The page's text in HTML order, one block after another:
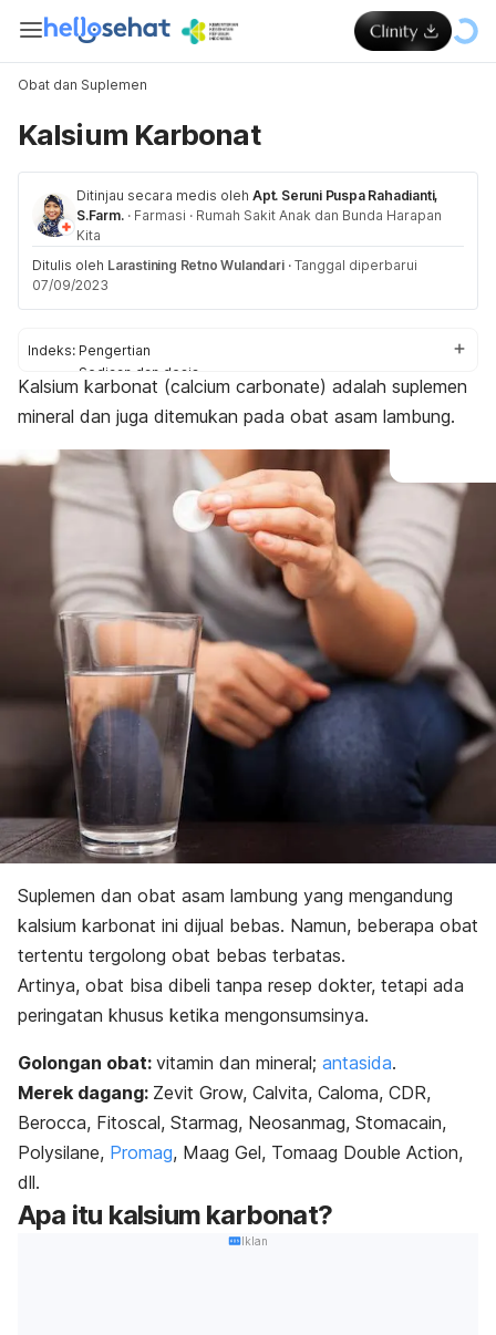
Obat dan Suplemen
Kalsium Karbonat
Ditinjau secara medis oleh Apt. Seruni Puspa Rahadianti,
S.Farm. · Farmasi · Rumah Sakit Anak dan Bunda Harapan
Kita
Ditulis oleh Larastining Retno Wulandari · Tanggal diperbarui
07/09/2023
Indeks: Pengertian
Sediaan dan dosis
Aturan pakai
Efek samping
Peringatan dan perhatian
Kalsium karbonat (calcium carbonate) adalah suplemen
mineral dan juga ditemukan pada obat asam lambung.
Suplemen dan obat asam lambung yang mengandung
kalsium karbonat ini dijual bebas. Namun, beberapa obat
tertentu tergolong obat bebas terbatas.
Artinya, obat bisa dibeli tanpa resep dokter, tetapi ada
peringatan khusus ketika mengonsumsinya.
Golongan obat: vitamin dan mineral; antasida.
Merek dagang: Zevit Grow, Calvita, Caloma, CDR,
Berocca, Fitoscal, Starmag, Neosanmag, Stomacain,
Polysilane, Promag, Maag Gel, Tomaag Double Action,
dll.
Apa itu kalsium karbonat?
Iklan